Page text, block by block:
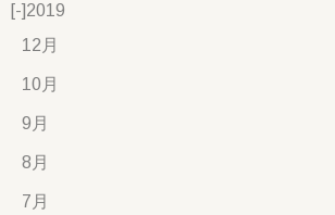
[-]2019
12月
10月
9月
8月
7月